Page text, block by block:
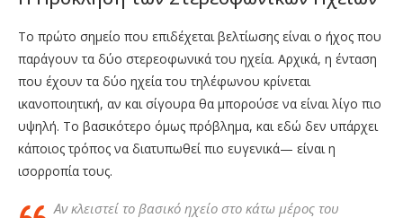
Το πρώτο σημείο που επιδέχεται βελτίωσης είναι ο ήχος που
παράγουν τα δύο στερεοφωνικά του ηχεία. Αρχικά, η ένταση
που έχουν τα δύο ηχεία του τηλέφωνου κρίνεται
ικανοποιητική, αν και σίγουρα θα μπορούσε να είναι λίγο πιο
υψηλή. Το βασικότερο όμως πρόβλημα, και εδώ δεν υπάρχει
κάποιος τρόπος να διατυπωθεί πιο ευγενικά— είναι η
ισορροπία τους.
Αν κλειστεί το βασικό ηχείο στο κάτω μέρος του